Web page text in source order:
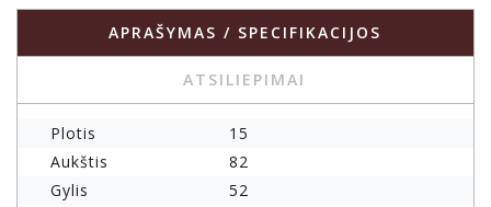
APRAŠYMAS / SPECIFIKACIJOS
ATSILIEPIMAI
Plotis
15
Aukštis
82
Gylis
52